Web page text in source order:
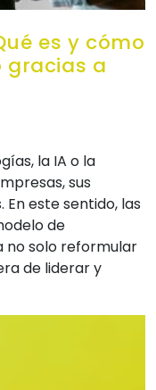
es y cómo
a
la IA o la
sus
este sentido, las
de
no solo reformular
de liderar y